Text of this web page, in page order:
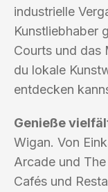
industrielle
Kunstliebhaber
Courts und das
du lokale
entdecken
Genieße
Wigan. Von
Arcade und
Cafés und